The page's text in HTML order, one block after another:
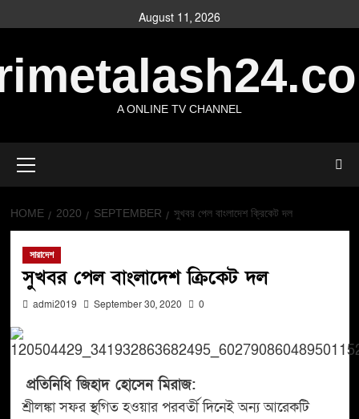
August 11, 2026
A ONLINE TV CHANNEL
HOME 2020 SEPTEMBER সুখবর পেল বাংলাদেশ ক্রিকেট দল
সারাদেশ
সুখবর পেল বাংলাদেশ ক্রিকেট দল
admi2019 September 30, 2020 0
প্রতিনিধি জিহাদ হোসেন মিরাজ:
শ্রীলঙ্কা সফর স্থগিত হওয়ার পরবর্তী দিনেই অন্য আরেকটি